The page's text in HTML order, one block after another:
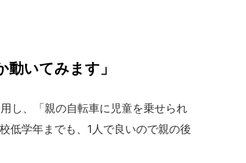
動いてみます」
し、「親の自転車に児童を乗せられ
学年までも、1人で良いので親の後